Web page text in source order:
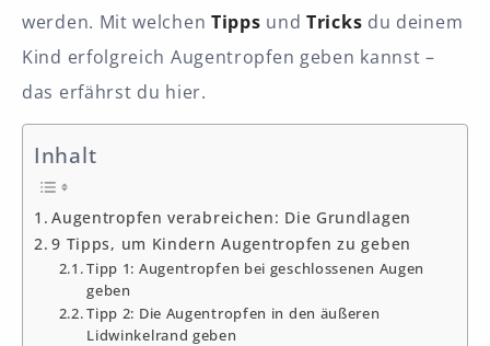
werden. Mit welchen Tipps undTricks du deinem
Kind erfolgreich Augentropfen geben kannst –
das erfährst du hier.
Inhalt
Augentropfen verabreichen: Die Grundlagen
9 Tipps, um Kindern Augentropfen zu geben
Tipp 1: Augentropfen bei geschlossenen Augen
geben
Tipp 2: Die Augentropfen in den äußeren
Lidwinkelrand geben